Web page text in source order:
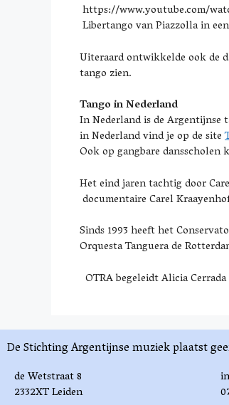
https://www.youtube.com/
Libertango van Piazzolla in
Uiteraard ontwikkelde ook de
tango zien.
Tango in Nederland
In Nederland is de Argentijnse
in Nederland vind je op de site
Ook op gangbare dansscholen
Het eind jaren tachtig door
documentaire Carel
Sinds 1993 heeft het
Orquesta Tanguera de
OTRA begeleidt Alicia
De Stichting Argentijnse muziek plaatst
de Wetstraat 8
2332XT Leiden